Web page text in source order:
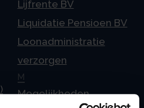
Lijfrente BV
Liquidatie Pensioen BV
Loonadministratie
verzorgen
M
Mogelijkheden